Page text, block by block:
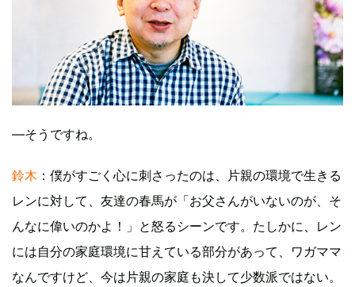
―そうですね。
鈴木 ：僕がすごく心に刺さったのは、片親の環境で生きる
レンに対して、友達の春馬が「お父さんがいないのが、そ
んなに偉いのかよ！」と怒るシーンです。たしかに、レン
には自分の家庭環境に甘えている部分があって、ワガママ
なんですけど、今は片親の家庭も決して少数派ではない。